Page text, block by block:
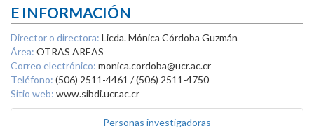
E INFORMACIÓN
Director o directora: Licda. Mónica Córdoba Guzmán
Área: OTRAS AREAS
Correo electrónico: monica.cordoba@ucr.ac.cr
Teléfono: (506) 2511-4461 / (506) 2511-4750
Sitio web: www.sibdi.ucr.ac.cr
Personas investigadoras